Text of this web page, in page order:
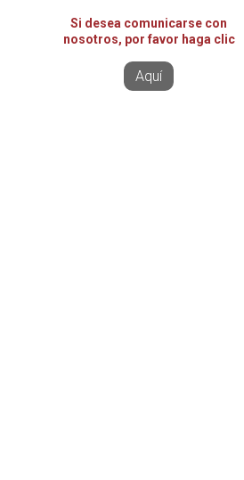
Si desea comunicarse con
nosotros, por favor haga clic
Aquí